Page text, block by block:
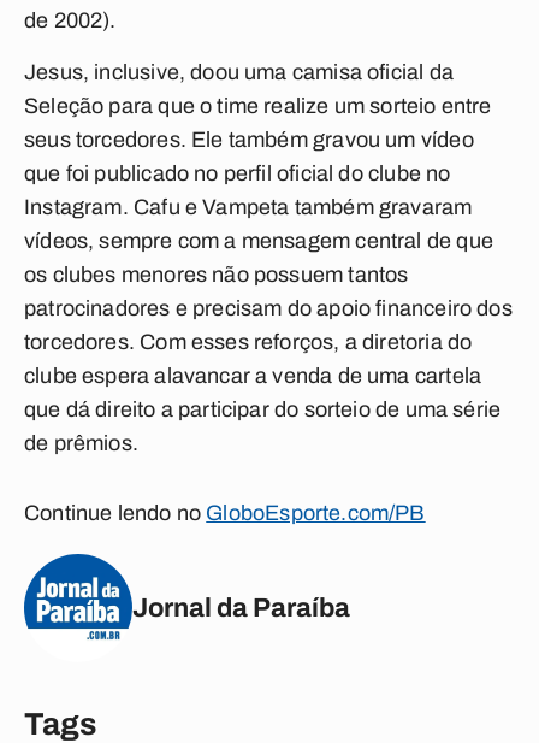
de 2002).
Jesus, inclusive, doou uma camisa oficial da
Seleção para que o time realize um sorteio entre
seus torcedores. Ele também gravou um vídeo
que foi publicado no perfil oficial do clube no
Instagram. Cafu e Vampeta também gravaram
vídeos, sempre com a mensagem central de que
os clubes menores não possuem tantos
patrocinadores e precisam do apoio financeiro dos
torcedores. Com esses reforços, a diretoria do
clube espera alavancar a venda de uma cartela
que dá direito a participar do sorteio de uma série
de prêmios.
Continue lendo no GloboEsporte.com/PB
Jornal da Paraíba
Tags